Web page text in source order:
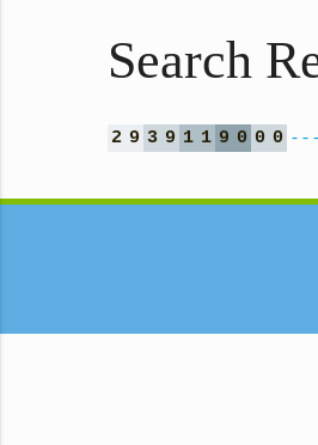
Search
2 9 3 9 1 1 9 0 0 0 - -